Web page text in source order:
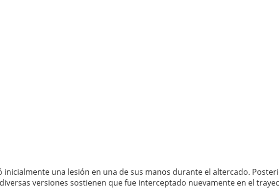
inicialmente una lesión en una de sus manos durante el altercado.
versiones sostienen que fue interceptado nuevamente en el